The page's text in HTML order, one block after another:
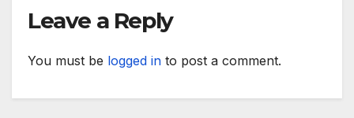
Leave a Reply
You must be logged in to post a comment.